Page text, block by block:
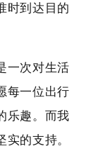
时到达目的
一次对生活
每一位出行
乐趣。而我
的支持。